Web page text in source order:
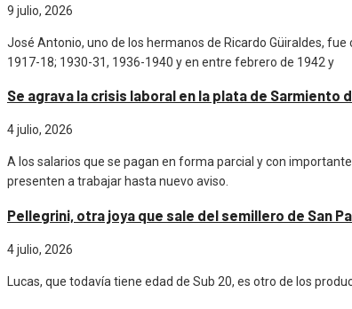
9 julio, 2026
José Antonio, uno de los hermanos de Ricardo Güiraldes,
1917-18; 1930-31, 1936-1940 y en entre febrero de 1942 y
Se agrava la crisis laboral en la plata de Sarmiento
4 julio, 2026
A los salarios que se pagan en forma parcial y con
presenten a trabajar hasta nuevo aviso.
Pellegrini, otra joya que sale del semillero de San
4 julio, 2026
Lucas, que todavía tiene edad de Sub 20, es otro de los